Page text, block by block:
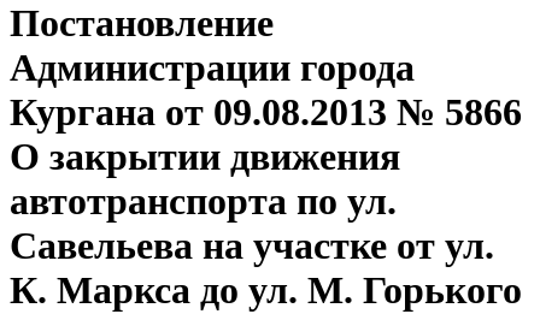
Постановление
Администрации города
Кургана от 09.08.2013 № 5866
О закрытии движения
автотранспорта по ул.
Савельева на участке от ул.
К. Маркса до ул. М. Горького